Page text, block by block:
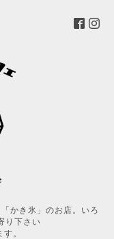
かき氷」のお店。いろ
り下さい
。